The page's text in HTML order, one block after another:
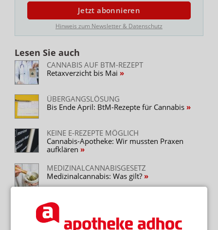
Jetzt abonnieren
Hinweis zum Newsletter & Datenschutz
Lesen Sie auch
CANNABIS AUF BTM-REZEPT
Retaxverzicht bis Mai
ÜBERGANGSLÖSUNG
Bis Ende April: BtM-Rezepte für Cannabis
KEINE E-REZEPTE MÖGLICH
Cannabis-Apotheke: Wir mussten Praxen
aufklären
MEDIZINALCANNABISGESETZ
Medizinalcannabis: Was gilt?
Neuere Artikel zum Thema
FRIEDENSPFLICHT